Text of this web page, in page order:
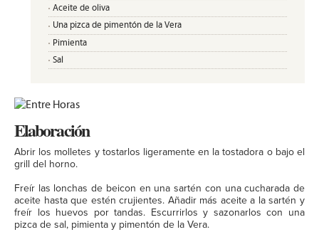
Aceite de oliva
Una pizca de pimentón de la Vera
Pimienta
Sal
Elaboración
Abrir los molletes y tostarlos ligeramente en la tostadora o bajo el
grill del horno.
Freír las lonchas de beicon en una sartén con una cucharada de
aceite hasta que estén crujientes. Añadir más aceite a la sartén y
freír los huevos por tandas. Escurrirlos y sazonarlos con una
pizca de sal, pimienta y pimentón de la Vera.